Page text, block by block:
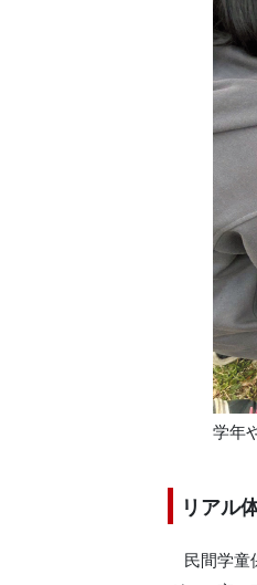
学年
リアル
民間学童